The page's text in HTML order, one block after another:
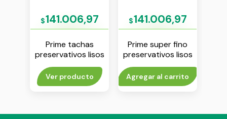
$141.006,97
Prime tachas
preservativos lisos
de latex x 3
unidades
Ver producto
$141.006,97
Prime super fino
preservativos lisos
de latex x 3
unidades
Agregar al carrito